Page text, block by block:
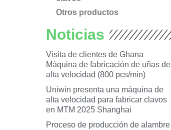
Otros productos
Noticias
Visita de clientes de Ghana
Máquina de fabricación de uñas de
alta velocidad (800 pcs/min)
Uniwin presenta una máquina de
alta velocidad para fabricar clavos
en MTM 2025 Shanghai
Proceso de producción de alambre